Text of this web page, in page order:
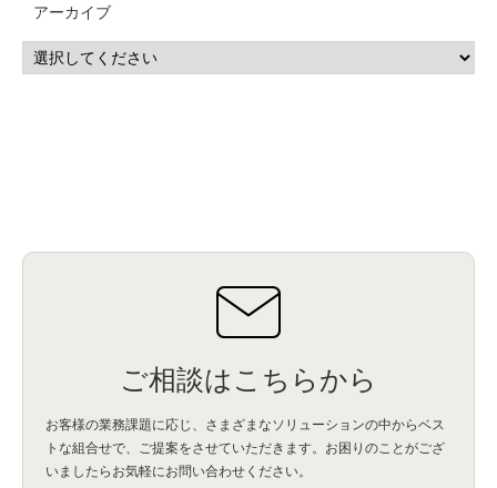
アーカイブ
ご相談はこちらから
お客様の業務課題に応じ、さまざまなソリューションの中からベス
トな組合せで、
ご提案をさせていただきます。お困りのことがござ
いましたらお気軽にお問い合わせください。